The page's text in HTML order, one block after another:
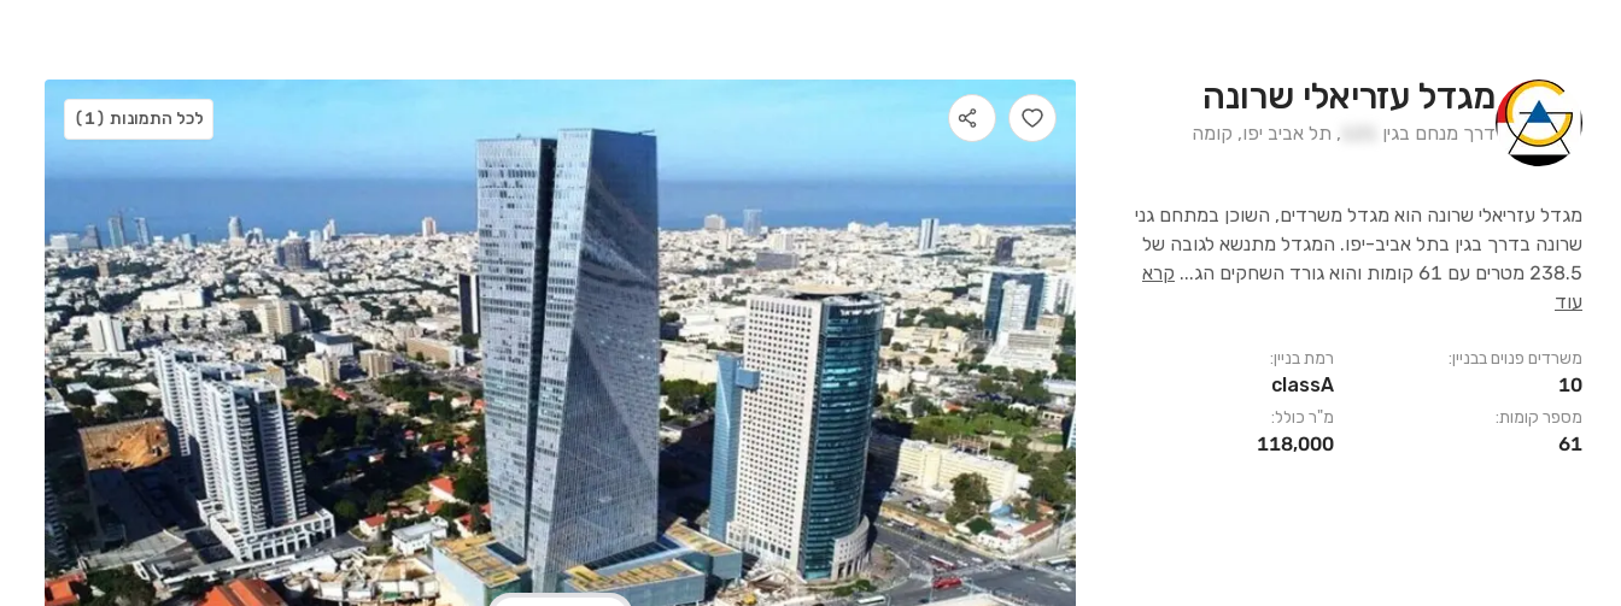
מגדל עזריאלי שרונה
דרך מנחם בגין , תל אביב יפו, קומה
מגדל עזריאלי שרונה הוא מגדל משרדים, השוכן במתחם גני
שרונה בדרך בגין בתל אביב-יפו. המגדל מתנשא לגובה של
238.5 מטרים עם 61 קומות והוא גורד השחקים הג
... קרא
עוד
משרדים פנוים בבניין:
10
מספר קומות:
61
רמת בניין:
classA
מ"ר כולל:
118,000
לכל התמונות (1)